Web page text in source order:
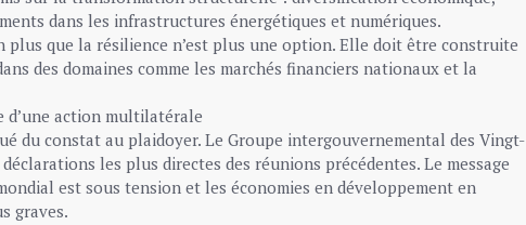
dans les infrastructures énergétiques et numériques.
plus que la résilience n’est plus une option. Elle doit être construite
des domaines comme les marchés financiers nationaux et la
d’une action multilatérale
du constat au plaidoyer. Le Groupe intergouvernemental des Vingt-
les plus directes des réunions précédentes. Le message
est sous tension et les économies en développement en
graves.